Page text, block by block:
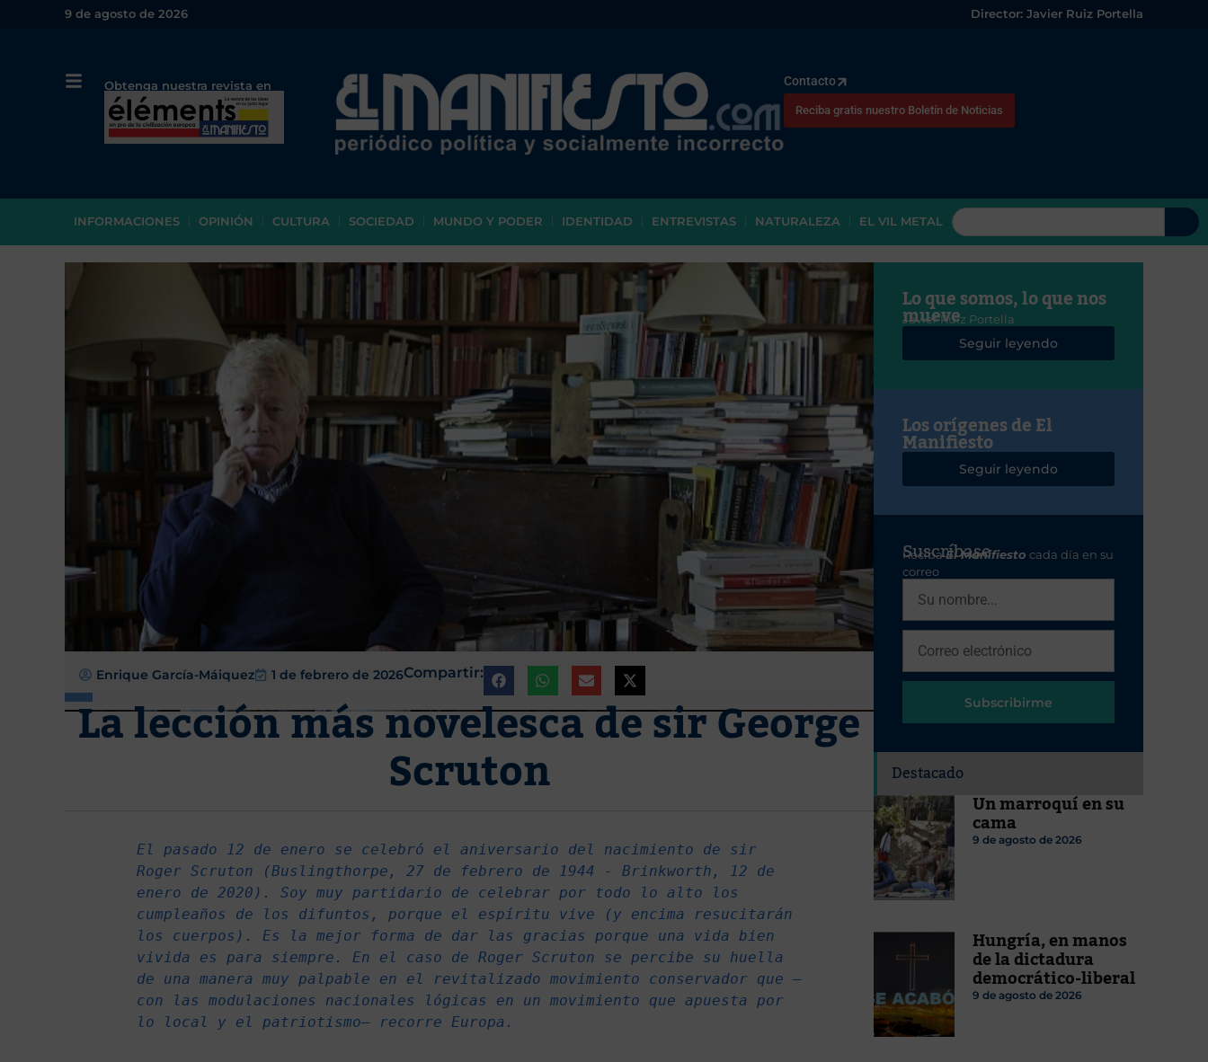
9 de agosto de 2026 Director: Javier Ruiz Portella
Obtenga nuestra revista en
papel o en PDF
Contacto
Reciba gratis nuestro Boletín de Noticias
INFORMACIONES OPINIÓN CULTURA SOCIEDAD MUNDO Y PODER IDENTIDAD ENTREVISTAS NATURALEZA EL VIL METAL
Enrique García-Máiquez 1 de febrero de 2026Compartir:
La lección más novelesca de sir George
Scruton
El pasado 12 de enero se celebró el aniversario del nacimiento de sir
Roger Scruton (Buslingthorpe, 27 de febrero de 1944 - Brinkworth, 12 de
enero de 2020). Soy muy partidario de celebrar por todo lo alto los
cumpleaños de los difuntos, porque el espíritu vive (y encima resucitarán
los cuerpos). Es la mejor forma de dar las gracias porque una vida bien
vivida es para siempre. En el caso de Roger Scruton se percibe su huella
de una manera muy palpable en el revitalizado movimiento conservador que —
con las modulaciones nacionales lógicas en un movimiento que apuesta por
lo local y el patriotismo— recorre Europa.
Lo que somos, lo que nos
mueve
Javier Ruiz Portella
Seguir leyendo
Los orígenes de El
Manifiesto
Seguir leyendo
Suscríbase
RecibaEl Manifiesto cada día en su
correo
Subscribirme
Destacado
Un marroquí en su
cama
9 de agosto de 2026
Hungría, en manos
de la dictadura
democrático-liberal
9 de agosto de 2026